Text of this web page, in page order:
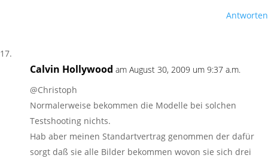
Antworten
Calvin Hollywood am August 30, 2009 um 9:37 a.m.
@Christoph
Normalerweise bekommen die Modelle bei solchen
Testshooting nichts.
Hab aber meinen Standartvertrag genommen der dafür
sorgt daß sie alle Bilder bekommen wovon sie sich drei